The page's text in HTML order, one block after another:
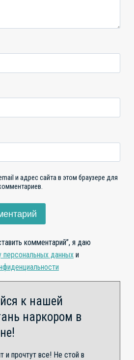
и адрес сайта в этом браузере для
комментарий”, я даю
персональных данных и
к нашей
наркором в
и прочтут все! Не стой в